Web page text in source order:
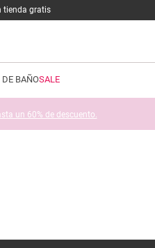
tienda gratis
BAÑOSALE
un 60% de descuento.